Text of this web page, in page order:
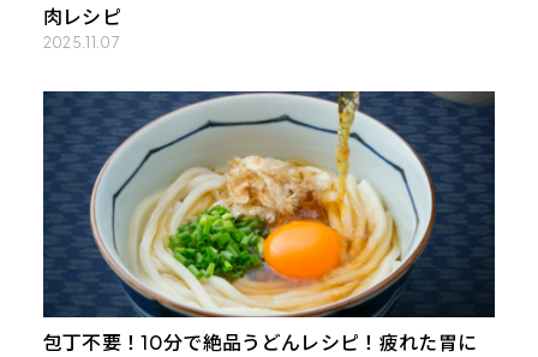
肉レシピ
2025.11.07
包丁不要！10分で絶品うどんレシピ！疲れた胃に